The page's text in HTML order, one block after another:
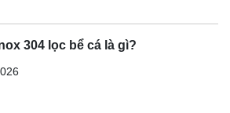
304 lọc bể cá là gì?